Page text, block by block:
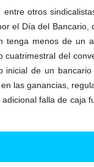
otros
el Día del
tenga menos de un
cuatrimestral del
inicial de un
las ganancias,
falla de caja